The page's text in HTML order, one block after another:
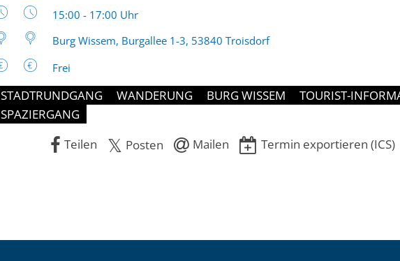
Uhrzeit:
15:00 - 17:00 Uhr
Burg Wissem, Burgallee 1-3, 53840 Troisdorf
Frei
STADTRUNDGANG WANDERUNG BURG WISSEM
TOURIST-
SPAZIERGANG
Teilen
Posten Mailen Termin exportieren (ICS)